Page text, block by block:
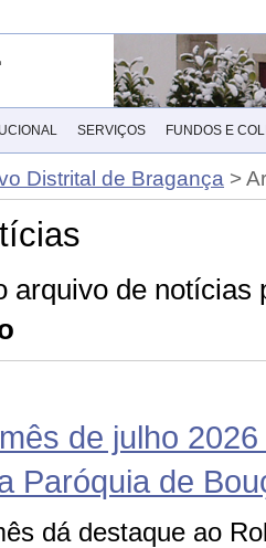
SERVIÇOS FUNDOS E
Distrital de Bragança >
arquivo de notícias
de julho
Paróquia de
dá destaque ao